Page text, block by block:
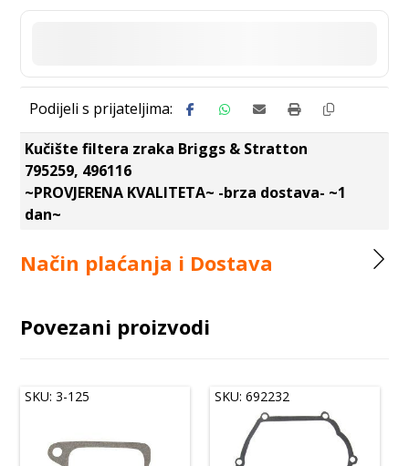
Kučište filtera zraka Briggs & Stratton
795259, 496116
~PROVJERENA KVALITETA~ -brza dostava- ~1
dan~
Način plaćanja i Dostava
Povezani proizvodi
SKU: 3-125 SKU: 692232